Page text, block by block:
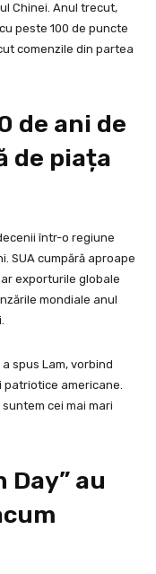
Chinei. Anul trecut,
peste 100 de puncte
comenzile din partea
de ani de
de piața
într-o regiune
SUA cumpără aproape
exporturile globale
mondiale anul
spus Lam, vorbind
americane.
cei mai mari
au